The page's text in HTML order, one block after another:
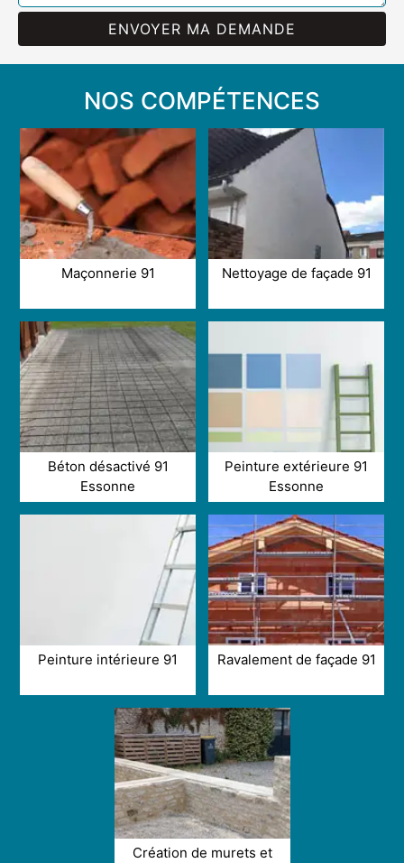
NOS COMPÉTENCES
Maçonnerie 91 Nettoyage de façade 91
Béton désactivé 91
Essonne
Peinture extérieure 91
Essonne
Peinture intérieure 91 Ravalement de façade 91
Création de murets et